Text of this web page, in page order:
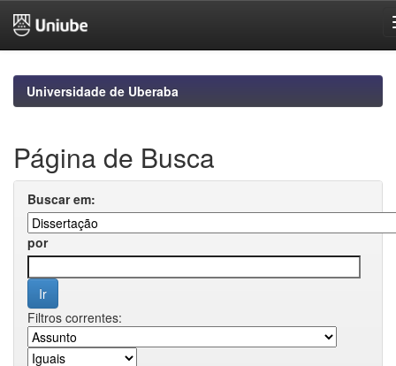
navigationUniversidade de Uberaba
Página de Busca
Buscar em:
por
Filtros correntes: